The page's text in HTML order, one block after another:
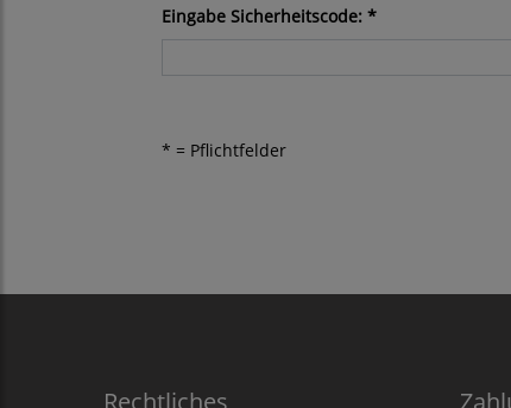
Eingabe Sicherheitscode: *
* = Pflichtfelder
Rechtliches